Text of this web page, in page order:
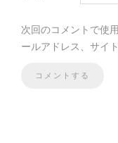
次回のコメントで使
ールアドレス、サイ